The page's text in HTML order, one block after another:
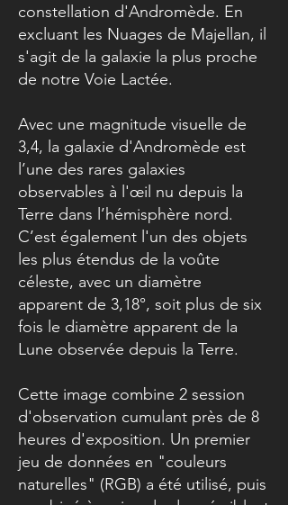
constellation d'Andromède. En
excluant les Nuages de Majellan, il
s'agit de la galaxie la plus proche
de notre Voie Lactée.
Avec une magnitude visuelle de
3,4, la galaxie d'Andromède est
l’une des rares galaxies
observables à l'œil nu depuis la
Terre dans l’hémisphère nord.
C’est également l'un des objets
les plus étendus de la voûte
céleste, avec un diamètre
apparent de 3,18°, soit plus de six
fois le diamètre apparent de la
Lune observée depuis la Terre.
Cette image combine 2 session
d'observation cumulant près de 8
heures d'exposition. Un premier
jeu de données en "couleurs
naturelles" (RGB) a été utilisé, puis